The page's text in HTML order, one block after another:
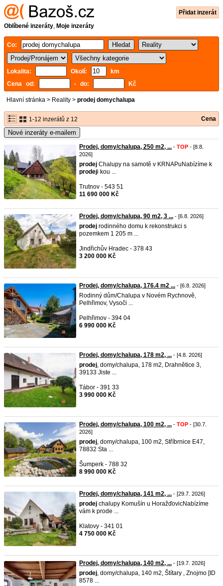
Přidat inzerát
Oblíbené inzeráty, Moje inzeráty
Co:
Lokalita: Okolí:
km
Cena od:
- do: Kč
Hlavní stránka > Reality > prodej domychalupa
1-12 inzerátů z 12 Cena
Nové inzeráty e-mailem
Prodej, domy/chalupa, 250 m2, ... - TOP - [8.8.
2026]
prodej Chalupy na samotě v KRNAPuNabízíme k
prodeji kou ...
Trutnov - 543 51
11 690 000 Kč
Prodej, domy/chalupa, 90 m2, 3 ... - [6.8. 2026]
prodej rodinného domu k rekonstrukci s
pozemkem 1 205 m ...
Jindřichův Hradec - 378 43
3 200 000 Kč
Prodej, domy/chalupa, 176.4 m2 ... - [6.8. 2026]
Rodinný dům/Chalupa v Novém Rychnově,
Pelhřimov, Vysoči ...
Pelhřimov - 394 04
6 990 000 Kč
Prodej, domy/chalupa, 178 m2, ... - [4.8. 2026]
prodej, domy/chalupa, 178 m2, Drahnětice 3,
39133 Jiste ...
Tábor - 391 33
3 990 000 Kč
Prodej, domy/chalupa, 100 m2, ... - TOP - [30.7.
2026]
prodej, domy/chalupa, 100 m2, Stříbrnice E47,
78832 Sta ...
Šumperk - 788 32
8 990 000 Kč
Prodej, domy/chalupa, 141 m2, ... - [29.7. 2026]
prodej chalupy Komušín u HoražďovicNabízíme
vám k prode ...
Klatovy - 341 01
4 750 000 Kč
Prodej, domy/chalupa, 140 m2, ... - [19.7. 2026]
prodej, domy/chalupa, 140 m2, Štítary , Znojmo [ID
8578 ...